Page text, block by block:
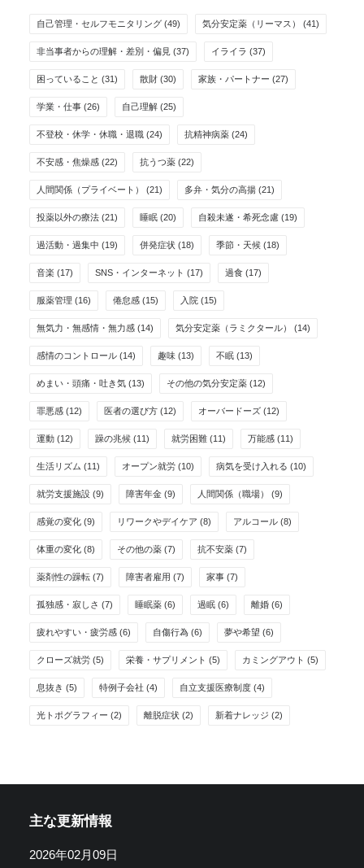
自己管理・セルフモニタリング (49) 気分安定薬（リーマス） (41)
非当事者からの理解・差別・偏見 (37) イライラ (37)
困っていること (31) 散財 (30) 家族・パートナー (27)
学業・仕事 (26) 自己理解 (25)
不登校・休学・休職・退職 (24) 抗精神病薬 (24)
不安感・焦燥感 (22) 抗うつ薬 (22)
人間関係（プライベート） (21) 多弁・気分の高揚 (21)
投薬以外の療法 (21) 睡眠 (20) 自殺未遂・希死念慮 (19)
過活動・過集中 (19) 併発症状 (18) 季節・天候 (18)
音楽 (17) SNS・インターネット (17) 過食 (17)
服薬管理 (16) 倦怠感 (15) 入院 (15)
無気力・無感情・無力感 (14) 気分安定薬（ラミクタール） (14)
感情のコントロール (14) 趣味 (13) 不眠 (13)
めまい・頭痛・吐き気 (13) その他の気分安定薬 (12)
罪悪感 (12) 医者の選び方 (12) オーバードーズ (12)
運動 (12) 躁の兆候 (11) 就労困難 (11) 万能感 (11)
生活リズム (11) オープン就労 (10) 病気を受け入れる (10)
就労支援施設 (9) 障害年金 (9) 人間関係（職場） (9)
感覚の変化 (9) リワークやデイケア (8) アルコール (8)
体重の変化 (8) その他の薬 (7) 抗不安薬 (7)
薬剤性の躁転 (7) 障害者雇用 (7) 家事 (7)
孤独感・寂しさ (7) 睡眠薬 (6) 過眠 (6) 離婚 (6)
疲れやすい・疲労感 (6) 自傷行為 (6) 夢や希望 (6)
クローズ就労 (5) 栄養・サプリメント (5) カミングアウト (5)
息抜き (5) 特例子会社 (4) 自立支援医療制度 (4)
光トポグラフィー (2) 離脱症状 (2) 新着ナレッジ (2)
主な更新情報
2026年02月09日